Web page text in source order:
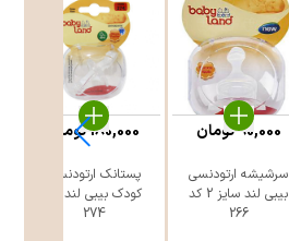
سرشیشه ارتودنسی
بیبی لند سایز 2 کد
266
90,000تومان
پستانک ارتودنسی
کودک بیبی لند کد
274
180,000تومان